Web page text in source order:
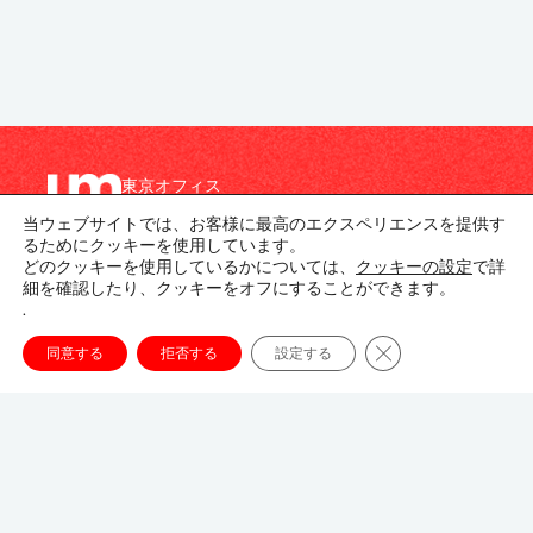
東京オフィス
〒107-8679
東京都港区南青山1-1-1
新青山ビル東館 20階
tokyo_japan-contact@umww.com
当ウェブサイトでは、お客様に最高のエクスペリエンスを提供す
るためにクッキーを使用しています。
どのクッキーを使用しているかについては、 クッキーの設定で詳
細を確認したり、クッキーをオフにすることができます。
.
同意する 拒否する 設定する Close GDPR